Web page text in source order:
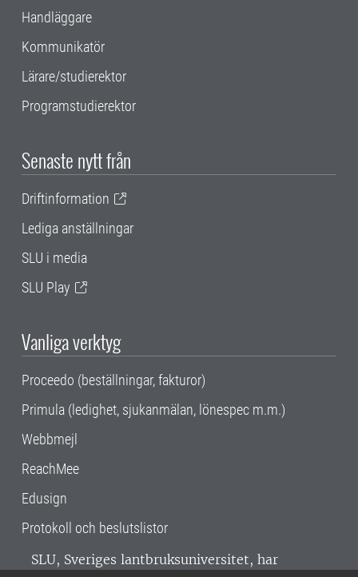
Handläggare
Kommunikatör
Lärare/studierektor
Programstudierektor
Senaste nytt från
Driftinformation
Lediga anställningar
SLU i media
SLU Play
Vanliga verktyg
Proceedo (beställningar, fakturor)
Primula (ledighet, sjukanmälan, lönespec m.m.)
Webbmejl
ReachMee
Edusign
Protokoll och beslutslistor
SLU, Sveriges lantbruksuniversitet, har